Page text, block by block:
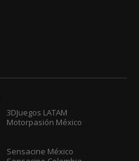
3DJuegos LATAM
Motorpasión México
Sensacine México